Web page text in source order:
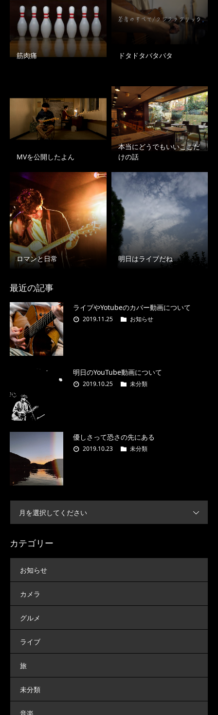
筋肉痛 ドタドタバタバタ
MVを公開したよん
本当にどうでもいいここだ
けの話
ロマンと日常 明日はライブだね
最近の記事
ライブやYotubeのカバー動画について
2019.11.25 お知らせ
明日のYouTube動画について
2019.10.25 未分類
優しさって恐さの先にある
2019.10.23 未分類
月を選択してください
カテゴリー
お知らせ
カメラ
グルメ
ライブ
旅
未分類
音楽